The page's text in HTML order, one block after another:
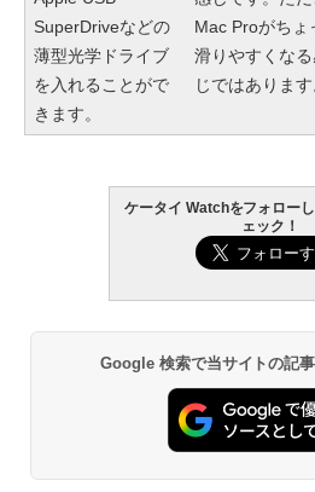
SuperDriveなどの
薄型光学ドライブ
を入れることがで
きます。
Mac Proがちょ
滑りやすくな
じではあります
ケータイ Watchをフォロー
ェック！
Google 検索で当サイトの記